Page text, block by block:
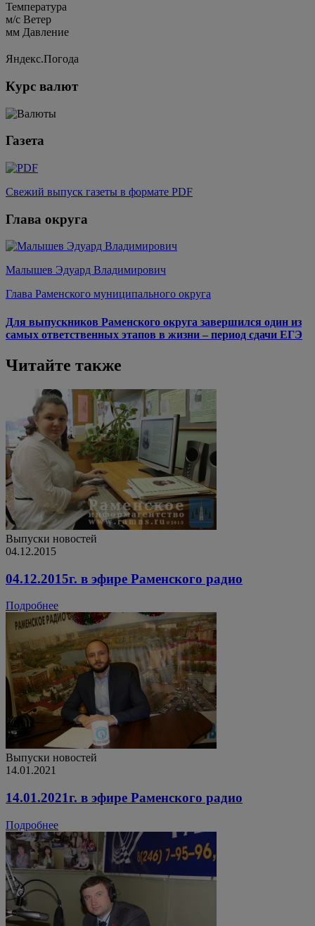
Температура
м/c Ветер
мм Давление
Яндекс.Погода
Курс валют
Газета
Свежий выпуск газеты в формате PDF
Глава округа
Малышев Эдуард Владимирович
Глава Раменского муниципального округа
Для выпускников Раменского округа завершился один из
самых ответственных этапов в жизни – период сдачи ЕГЭ
Читайте также
Выпуски новостей
04.12.2015
04.12.2015г. в эфире Раменского радио
Подробнее
Выпуски новостей
14.01.2021
14.01.2021г. в эфире Раменского радио
Подробнее